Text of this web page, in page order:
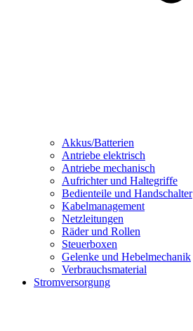
Akkus/Batterien
Antriebe elektrisch
Antriebe mechanisch
Aufrichter und Haltegriffe
Bedienteile und Handschalter
Kabelmanagement
Netzleitungen
Räder und Rollen
Steuerboxen
Gelenke und Hebelmechanik
Verbrauchsmaterial
Stromversorgung